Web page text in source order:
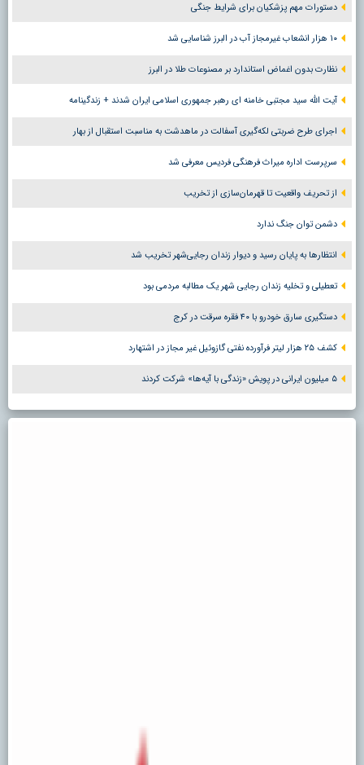
دستورات مهم پزشکیان برای شرایط جنگی
۱۰ هزار انشعاب غیرمجاز آب در البرز شناسایی شد
نظارت بدون اغماض استاندارد بر مصنوعات طلا در البرز
آیت الله سید مجتبی خامنه ای رهبر جمهوری اسلامی ایران شدند + زندگینامه
اجرای طرح ضربتی لکه‌گیری آسفالت در ماهدشت به مناسبت استقبال از بهار
سرپرست اداره میراث فرهنگی فردیس معرفی شد
از تحریف واقعیت تا قهرمان‌سازی از تخریب
دشمن توان جنگ ندارد
انتظارها به پایان رسید و دیوار زندان رجایی‌شهر تخریب شد
تعطیلی و تخلیه زندان رجایی شهر یک مطالبه مردمی بود
دستگیری سارق خودرو با ۴۰ فقره سرقت در کرج
کشف ۲۵ هزار لیتر فرآورده نفتی گازوئیل غیر مجاز در اشتهارد
۵ میلیون ایرانی در پویش «زندگی با آیه‌ها» شرکت کردند